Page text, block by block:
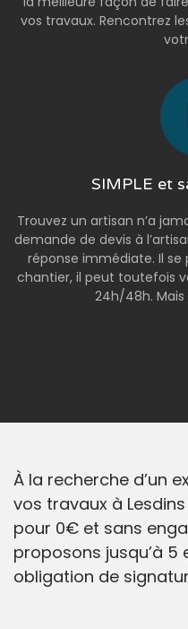
vos travaux. Rencontrez
SIMPLE et
Trouvez un artisan n’a
demande de devis à
réponse immédiate. Il se
chantier, il peut toutefois
24h/48h.
À la recherche d’un
vos travaux à
pour 0€ et sans
proposons jusqu’à 5
obligation de